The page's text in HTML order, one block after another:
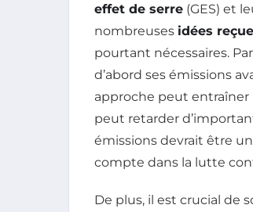
effet de serre (GES) et
nombreuses idées
pourtant nécessaires.
d’abord ses émissions
approche peut entraîner
peut retarder
émissions devrait être
compte dans la lutte
De plus, il est crucial de